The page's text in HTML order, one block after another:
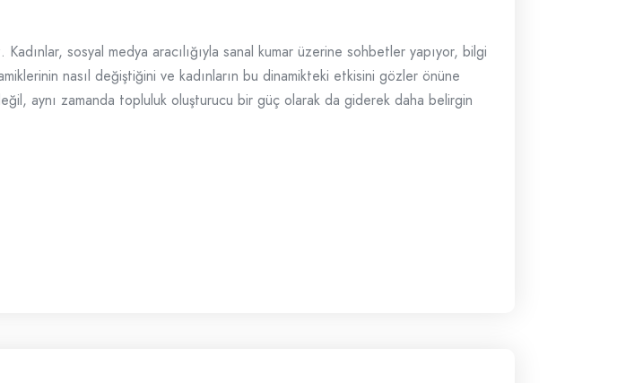
sosyal medya aracılığıyla sanal kumar üzerine sohbetler yapıyor, bilgi
nasıl değiştiğini ve kadınların bu dinamikteki etkisini gözler önüne
aynı zamanda topluluk oluşturucu bir güç olarak da giderek daha belirgin